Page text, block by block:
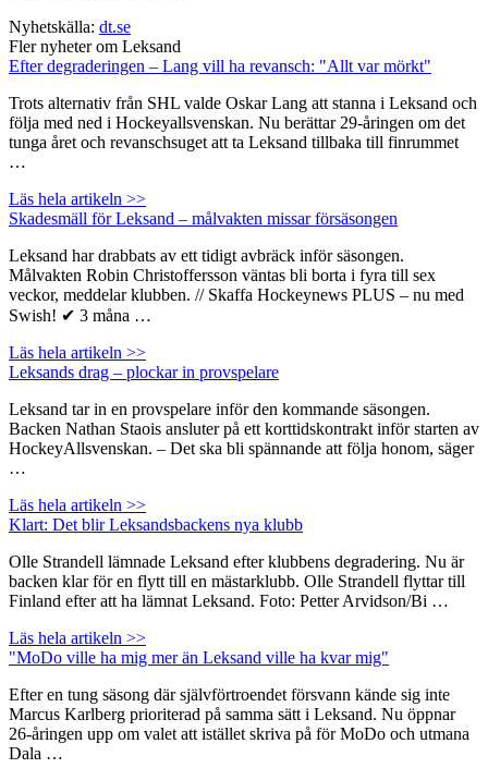
Nyhetskälla: dt.se
Fler nyheter om Leksand
Efter degraderingen – Lang vill ha revansch: "Allt var mörkt"
Trots alternativ från SHL valde Oskar Lang att stanna i Leksand och
följa med ned i Hockeyallsvenskan. Nu berättar 29-åringen om det
tunga året och revanschsuget att ta Leksand tillbaka till finrummet
…
Läs hela artikeln >>
Skadesmäll för Leksand – målvakten missar försäsongen
Leksand har drabbats av ett tidigt avbräck inför säsongen.
Målvakten Robin Christoffersson väntas bli borta i fyra till sex
veckor, meddelar klubben. // Skaffa Hockeynews PLUS – nu med
Swish! ✔ 3 måna …
Läs hela artikeln >>
Leksands drag – plockar in provspelare
Leksand tar in en provspelare inför den kommande säsongen.
Backen Nathan Staois ansluter på ett korttidskontrakt inför starten av
HockeyAllsvenskan. – Det ska bli spännande att följa honom, säger
…
Läs hela artikeln >>
Klart: Det blir Leksandsbackens nya klubb
Olle Strandell lämnade Leksand efter klubbens degradering. Nu är
backen klar för en flytt till en mästarklubb. Olle Strandell flyttar till
Finland efter att ha lämnat Leksand. Foto: Petter Arvidson/Bi …
Läs hela artikeln >>
"MoDo ville ha mig mer än Leksand ville ha kvar mig"
Efter en tung säsong där självförtroendet försvann kände sig inte
Marcus Karlberg prioriterad på samma sätt i Leksand. Nu öppnar
26-åringen upp om valet att istället skriva på för MoDo och utmana
Dala …